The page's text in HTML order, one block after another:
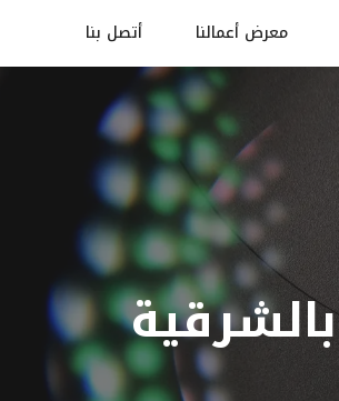
معرض أعمالنا أتصل بنا